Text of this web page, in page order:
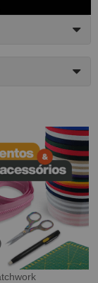
Sarja Impermeável